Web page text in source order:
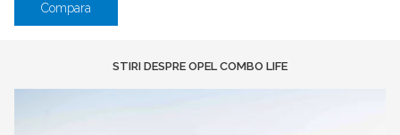
Compara
STIRI DESPRE OPEL COMBO LIFE